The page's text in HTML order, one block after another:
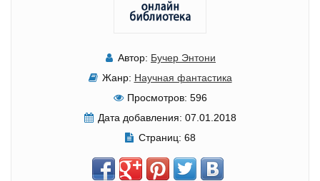
Автор: Бучер Энтони
Жанр: Научная фантастика
Просмотров: 596
Дата добавления: 07.01.2018
Страниц: 68